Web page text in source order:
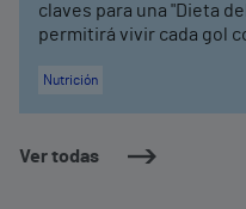
Ver todas
claves para una "Dieta
permitirá vivir cada gol
Nutrición